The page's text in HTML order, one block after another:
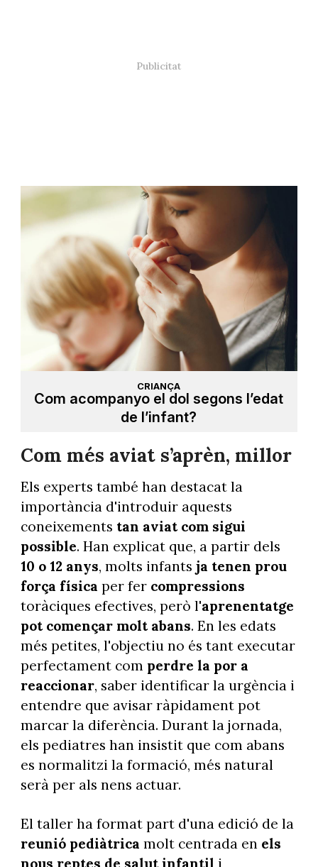
CRIANÇA
Com acompanyo el dol segons l’edat
de l’infant?
Com més aviat s’aprèn, millor
Els experts també han destacat la
importància d'introduir aquests
coneixements tan aviat com sigui
possible. Han explicat que, a partir dels
10 o 12 anys, molts infants ja tenen prou
força física per fer compressions
toràciques efectives, però l'aprenentatge
pot començar molt abans. En les edats
més petites, l'objectiu no és tant executar
perfectament com perdre la por a
reaccionar, saber identificar la urgència i
entendre que avisar ràpidament pot
marcar la diferència. Durant la jornada,
els pediatres han insistit que com abans
es normalitzi la formació, més natural
serà per als nens actuar.
El taller ha format part d'una edició de la
reunió pediàtrica molt centrada en els
nous reptes de salut infantil i